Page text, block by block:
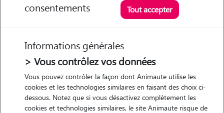
Lison - Petsitter à ST
LAURENT SUR
SAONE
• 24 ans
consentements
Tout accepter
Informations générales
> Vous contrôlez vos données
Vous pouvez contrôler la façon dont Animaute utilise les
cookies et les technologies similaires en faisant des choix ci-
dessous. Notez que si vous désactivez complètement les
cookies et technologies similaires, le site Animaute risque de